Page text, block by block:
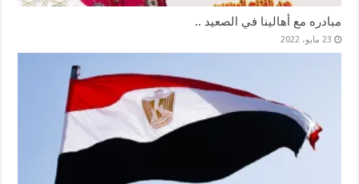
مبادره مع أهالينا في الصعيد ..
23 مايو، 2022